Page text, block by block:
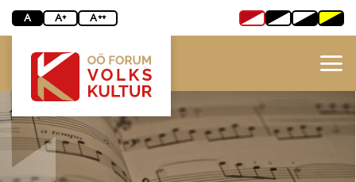
Zum
Inhalt
springen
A A+ A++